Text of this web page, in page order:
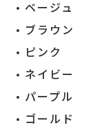
ベージュ
ブラウン
ピンク
ネイビー
パープル
ゴールド